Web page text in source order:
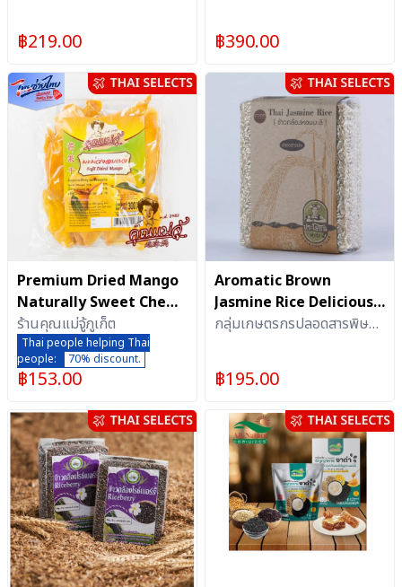
฿219.00 ฿390.00
Premium Dried Mango
Naturally Sweet Chewy
Delicious Khun Mae Ju
ร้านคุณแม่จู้ภูเก็ต
Thai people helping Thai
people:
70% discount.
฿153.00
Aromatic Brown
Jasmine Rice Delicious
and Nutritious from
bags
กลุ่มเกษตรกรปลอดสารพิษ
฿195.00